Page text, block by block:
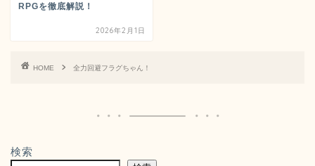
RPGを徹底解説！
2026年2月1日
HOME 全力回避フラグちゃん！
検索